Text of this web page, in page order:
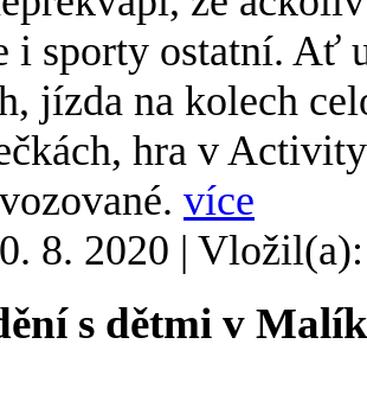
i sporty ostatní. Ať
jízda na kolech
hra v
více
8. 2020 |
s dětmi v